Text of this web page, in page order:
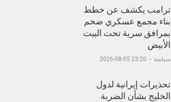
ترامب يكشف عن خطط
بناء مجمع عسكري ضخم
بمرافق سرية تحت البيت
الأبيض
سياسة -
23:20 05-08-2026
تحذيرات إيرانية لدول
الخليج بشأن الضربة